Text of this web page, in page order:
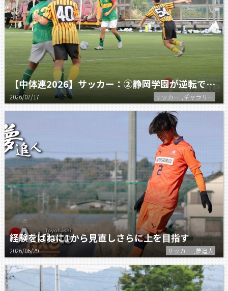
【中体連2026】サッカー：②静岡学園が逆転で優勝！
2026/07/17 サッカー ,ギャラリー
経験をばねに1から見直しさらに上を目指す
2026/06/29 サッカー ,夢追人